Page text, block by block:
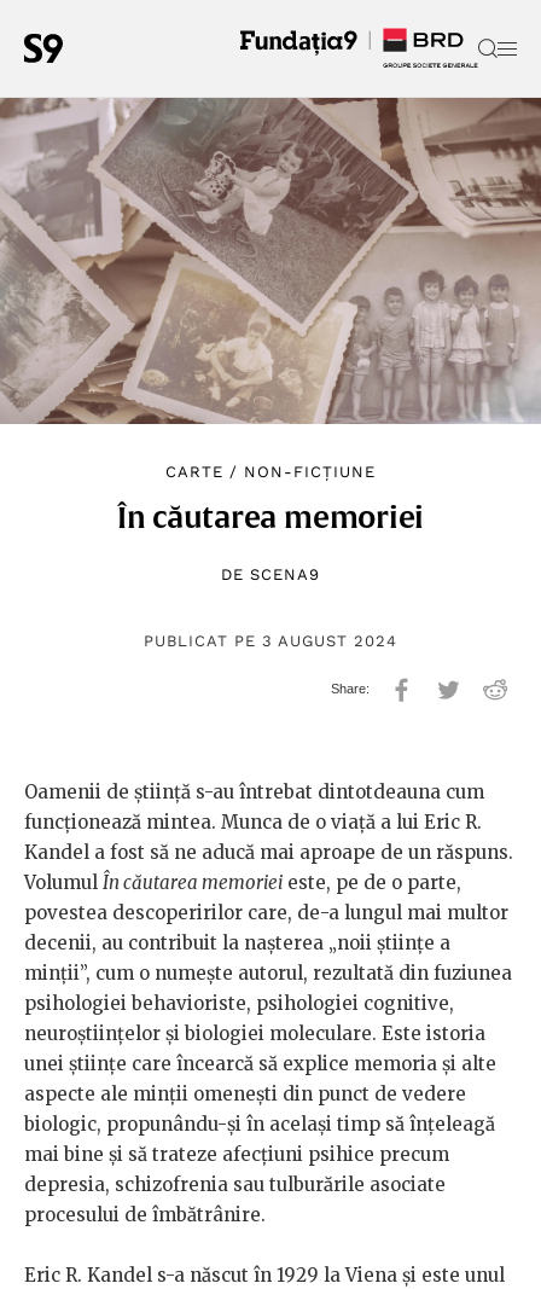
CARTE / NON-FICȚIUNE
În căutarea memoriei
DE SCENA9
PUBLICAT PE 3 AUGUST 2024
Oamenii de știință s-au întrebat dintotdeauna cum
funcționează mintea. Munca de o viață a lui Eric R.
Kandel a fost să ne aducă mai aproape de un răspuns.
Volumul În căutarea memoriei este, pe de o parte,
povestea descoperirilor care, de-a lungul mai multor
decenii, au contribuit la nașterea „noii științe a
minții”, cum o numește autorul, rezultată din fuziunea
psihologiei behavioriste, psihologiei cognitive,
neuroștiințelor și biologiei moleculare. Este istoria
unei științe care încearcă să explice memoria și alte
aspecte ale minții omenești din punct de vedere
biologic, propunându-și în același timp să înțeleagă
mai bine și să trateze afecțiuni psihice precum
depresia, schizofrenia sau tulburările asociate
procesului de îmbătrânire.
Eric R. Kandel s-a născut în 1929 la Viena și este unul